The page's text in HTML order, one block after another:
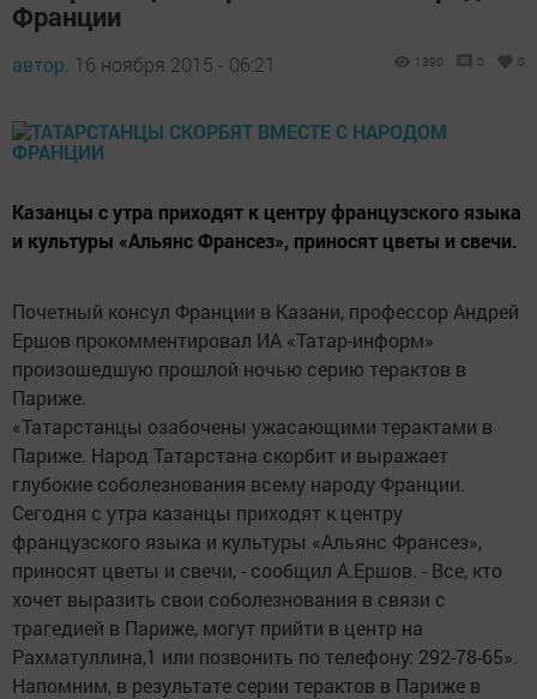
Франции
автор, 16 ноября 2015 - 06:21 1390 0 0
Казанцы с утра приходят к центру французского языка
и культуры «Альянс Франсез», приносят цветы и свечи.
Почетный консул Франции в Казани, профессор Андрей
Ершов прокомментировал ИА «Татар-информ»
произошедшую прошлой ночью серию терактов в
Париже.
«Татарстанцы озабочены ужасающими терактами в
Париже. Народ Татарстана скорбит и выражает
глубокие соболезнования всему народу Франции.
Сегодня с утра казанцы приходят к центру
французского языка и культуры «Альянс Франсез»,
приносят цветы и свечи, - сообщил А.Ершов. - Все, кто
хочет выразить свои соболезнования в связи с
трагедией в Париже, могут прийти в центр на
Рахматуллина,1 или позвонить по телефону: 292-78-65».
Напомним, в результате серии терактов в Париже в